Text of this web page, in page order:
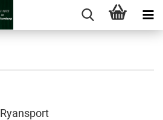
Ryansport